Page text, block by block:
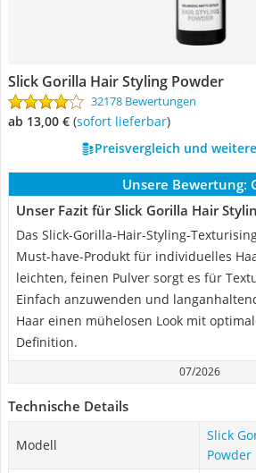
Slick Gorilla Hair Styling Powder
32178 Bewertungen
ab 13,00 € ( Sofort lieferbar)
Preisvergleich und
Unsere Bewertung:
Unser Fazit für Slick Gorilla Hair
Das Slick-Gorilla-Hair-Styling-
Must-have-Produkt für individuelles
leichten, feinen Pulver sorgt es für
Einfach anzuwenden und
Haar einen mühelosen Look mit
Definition.
07/2026
Technische Details
Modell
Slick
Powder